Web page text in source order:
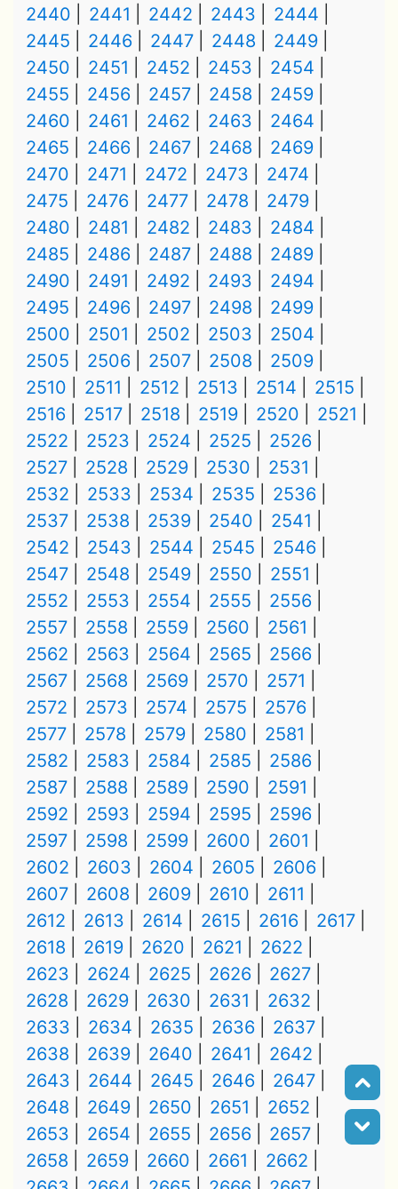
2440
2441 2442 2443
2444
2445
2446 2447 2448
2449
2450
2451 2452 2453
2454
2455
2456 2457 2458
2459
2460
2461 2462 2463
2464
2465
2466 2467 2468
2469
2470
2471 2472 2473
2474
2475
2476 2477 2478
2479
2480
2481 2482 2483
2484
2485
2486 2487 2488
2489
2490
2491 2492 2493
2494
2495
2496 2497 2498
2499
2500
2501 2502 2503
2504
2505
2506 2507 2508
2509
2510
2511 2512 2513 2514
2515
2516
2517 2518 2519 2520
2521
2522
2523 2524 2525
2526
2527
2528 2529 2530
2531
2532
2533 2534 2535
2536
2537
2538 2539 2540
2541
2542
2543 2544 2545
2546
2547
2548 2549 2550
2551
2552
2553 2554 2555
2556
2557
2558 2559 2560
2561
2562
2563 2564 2565
2566
2567
2568 2569 2570
2571
2572
2573 2574 2575
2576
2577
2578 2579 2580
2581
2582
2583 2584 2585
2586
2587
2588 2589 2590
2591
2592
2593 2594 2595
2596
2597
2598 2599 2600
2601
2602
2603 2604 2605
2606
2607
2608 2609 2610
2611
2612
2613 2614 2615 2616
2617
2618
2619 2620 2621
2622
2623
2624 2625 2626
2627
2628
2629 2630 2631
2632
2633
2634 2635 2636
2637
2638
2639 2640 2641
2642
2643
2644 2645 2646
2647
2648
2649 2650 2651
2652
2653
2654 2655 2656
2657
2658
2659 2660 2661
2662